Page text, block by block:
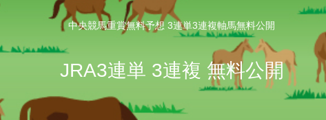
中央競馬重賞無料予想 3連単3連複軸馬無料公開
JRA3連単 3連複 無料公開